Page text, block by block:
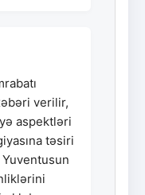
verilir,
aspektləri
təsiri